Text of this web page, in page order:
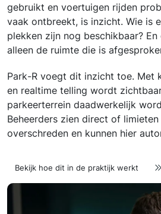
gebruikt en voertuigen rijden
vaak ontbreekt, is inzicht. Wie is
plekken zijn nog beschikbaar?
alleen de ruimte die is
Park-R voegt dit inzicht toe. Met
en realtime telling wordt
parkeerterrein daadwerkelijk
Beheerders zien direct of
overschreden en kunnen hier
Bekijk hoe dit in de praktijk werkt